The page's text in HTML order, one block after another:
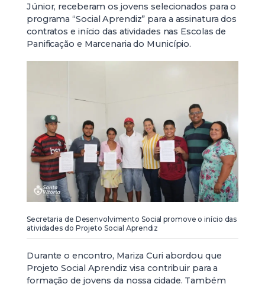
Júnior, receberam os jovens selecionados para o
programa “Social Aprendiz” para a assinatura dos
contratos e início das atividades nas Escolas de
Panificação e Marcenaria do Município.
Secretaria de Desenvolvimento Social promove o início das
atividades do Projeto Social Aprendiz
Durante o encontro, Mariza Curi abordou que
Projeto Social Aprendiz visa contribuir para a
formação de jovens da nossa cidade. Também